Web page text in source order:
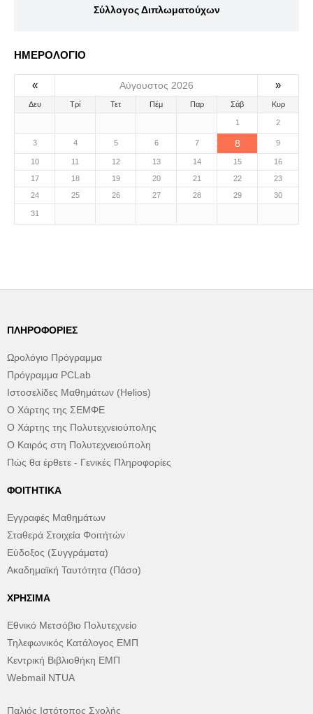
Σύλλογος Διπλωματούχων
ΗΜΕΡΟΛΟΓΙΟ
« Αύγουστος 2026 »
Δευ Τρί Τετ Πέμ Παρ Σάβ Κυρ
1 2
3 4 5 6 7 8 9
10 11 12 13 14 15
16
17
18 19 20 21 22
23
24
25 26 27 28 29 30
31
ΠΛΗΡΟΦΟΡΊΕΣ
Ωρολόγιο Πρόγραμμα
Πρόγραμμα PCLab
Ιστοσελίδες Μαθημάτων (Helios)
Ο Χάρτης της ΣΕΜΦΕ
Ο Χάρτης της Πολυτεχνειούπολης
Ο Καιρός στη Πολυτεχνειούπολη
Πώς θα έρθετε - Γενικές Πληροφορίες
ΦΟΙΤΗΤΙΚΆ
Εγγραφές Μαθημάτων
Σταθερά Στοιχεία Φοιτήτών
Εύδοξος (Συγγράματα)
Ακαδημαϊκή Ταυτότητα (Πάσο)
ΧΡΉΣΙΜΑ
Εθνικό Μετσόβιο Πολυτεχνείο
Τηλεφωνικός Κατάλογος ΕΜΠ
Κεντρική Βιβλιοθήκη ΕΜΠ
Webmail NTUA
Παλιός Ιστότοπος Σχολής